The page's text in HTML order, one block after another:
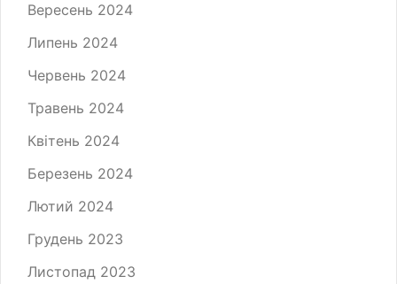
Вересень 2024
Липень 2024
Червень 2024
Травень 2024
Квітень 2024
Березень 2024
Лютий 2024
Грудень 2023
Листопад 2023